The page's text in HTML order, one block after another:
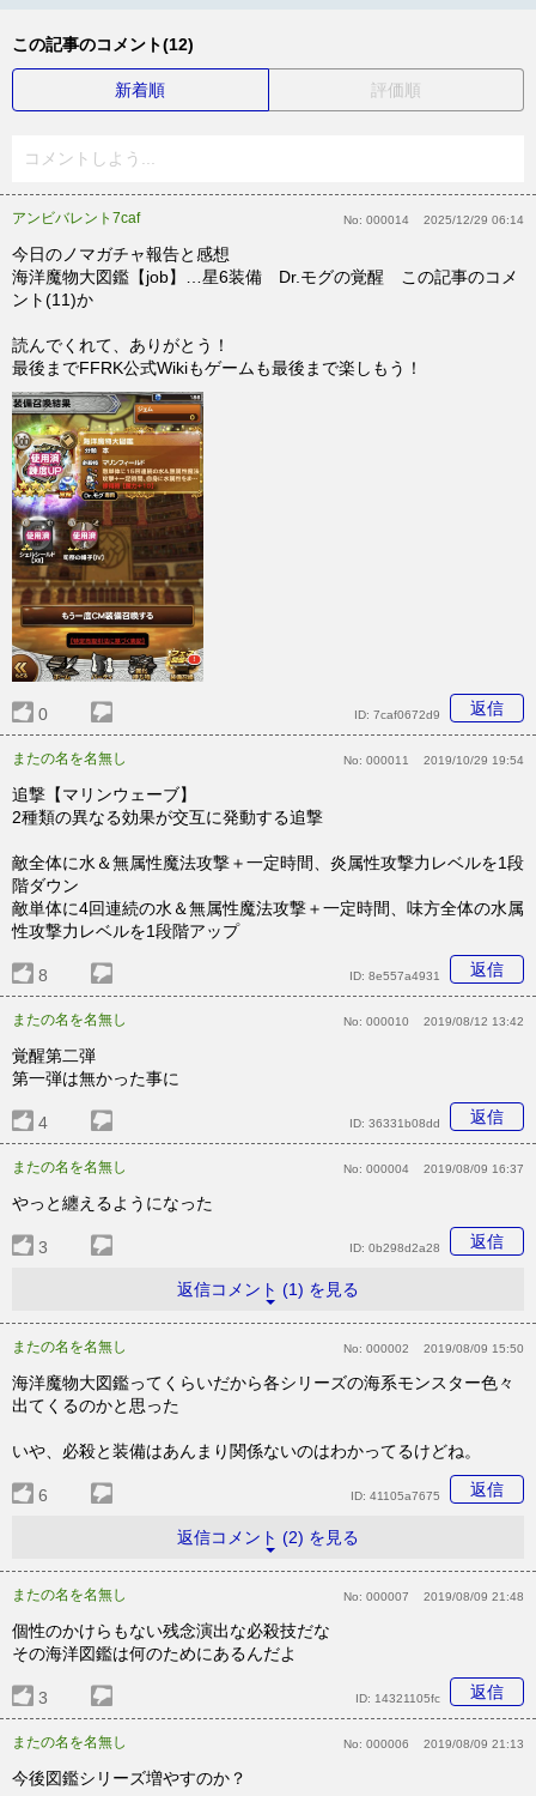
この記事のコメント(12)
新着順 評価順
コメントしよう...
アンビバレント7caf No: 000014 2025/12/29 06:14
今日のノマガチャ報告と感想
海洋魔物大図鑑【job】…星6装備 Dr.モグの覚醒 この記事のコメ
ント(11)か
読んでくれて、ありがとう！
最後までFFRK公式Wikiもゲームも最後まで楽しもう！
0 返信
ID: 7caf0672d9
またの名を名無し No: 000011 2019/10/29 19:54
追撃【マリンウェーブ】
2種類の異なる効果が交互に発動する追撃
敵全体に水＆無属性魔法攻撃＋一定時間、炎属性攻撃力レベルを1段
階ダウン
敵単体に4回連続の水＆無属性魔法攻撃＋一定時間、味方全体の水属
性攻撃力レベルを1段階アップ
8 返信
ID: 8e557a4931
またの名を名無し No: 000010 2019/08/12 13:42
覚醒第二弾
第一弾は無かった事に
4 返信
ID: 36331b08dd
またの名を名無し No: 000004 2019/08/09 16:37
やっと纏えるようになった
3 返信
ID: 0b298d2a28
返信コメント (1) を見る
またの名を名無し No: 000002 2019/08/09 15:50
海洋魔物大図鑑ってくらいだから各シリーズの海系モンスター色々
出てくるのかと思った
いや、必殺と装備はあんまり関係ないのはわかってるけどね。
6 返信
ID: 41105a7675
返信コメント (2) を見る
またの名を名無し No: 000007 2019/08/09 21:48
個性のかけらもない残念演出な必殺技だな
その海洋図鑑は何のためにあるんだよ
3 返信
ID: 14321105fc
またの名を名無し No: 000006 2019/08/09 21:13
今後図鑑シリーズ増やすのか？